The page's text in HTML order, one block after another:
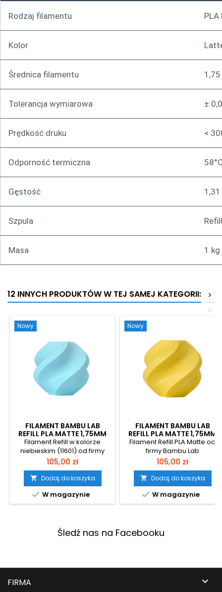
Rodzaj filamentu
Kolor
Średnica filamentu
Tolerancja wymiarowa ±
Prędkość druku <
Odporność termiczna
Gęstość
Szpula Refill
Masa 1 kg
12 INNYCH PRODUKTÓW W TEJ SAMEJ KATEGORII:
>
<
Nowy
FILAMENT BAMBU LAB
REFILL PLA MATTE 1,75MM
1KG - ICE BLUE
Filament Refill w kolorze
niebieskim (11601) od firmy
Bambu Lab, wykonany z
materiału PLA Matte. Jest
biodegradowalny i łatwy w
użyciu, a powstałe dzięki
niemu wydruki posiadają
powierzchnię o matowym
wbudowany RFID ułatwiający
Cena
105,00 zł
 Dodaj do koszyka
 W magazynie
Nowy
FILAMENT BAMBU LAB
REFILL PLA MATTE 1,75MM
1KG - LEMON YELLOW
Filament Refill PLA Matte od
firmy Bambu Lab
przeznaczony do użytku ze
szpulą wielorazową. Jest
łatwy w użyciu, a wydruki
powstałe dzięki niemu
posiadają powierzchnię o
matowym wykończeniu.
1,75 mm, a jego masa wynosi
Cena
105,00 zł
 Dodaj do koszyka
 W magazynie
Śledź nas na Facebooku
FIRMA 